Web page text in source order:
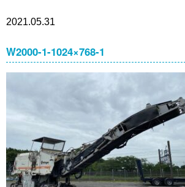
2021.05.31
W2000-1-1024×768-1